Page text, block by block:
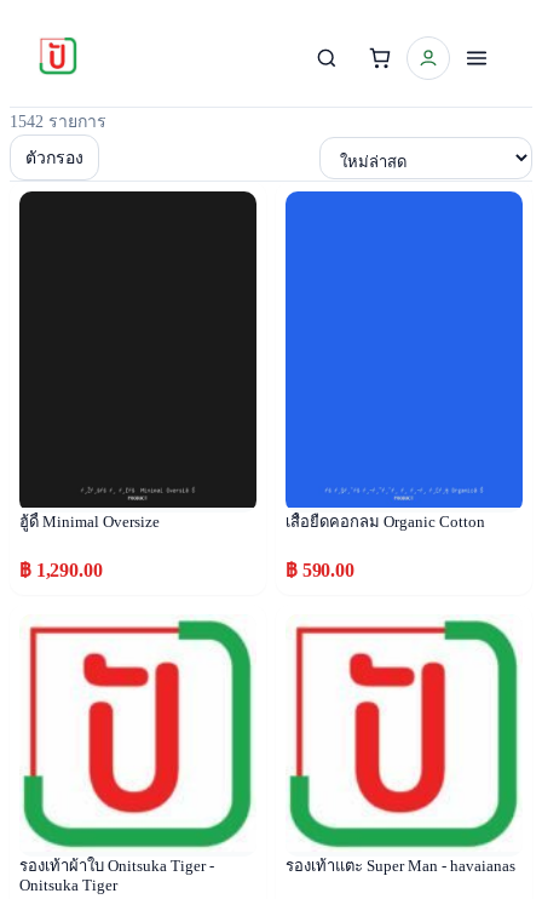
1542 รายการ
ตัวกรอง เรียงตาม
ฮู้ดี้ Minimal Oversize
฿ 1,290.00
เสื้อยืดคอกลม Organic Cotton
฿ 590.00
Popular
รองเท้าผ้าใบ Onitsuka Tiger -
Onitsuka Tiger
Popular
รองเท้าแตะ Super Man - havaianas